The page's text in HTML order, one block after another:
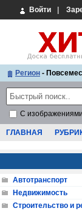
Войти
Регион -
С изображениями
ГЛАВНАЯ
Автотранспорт
Недвижимость
Строительство и